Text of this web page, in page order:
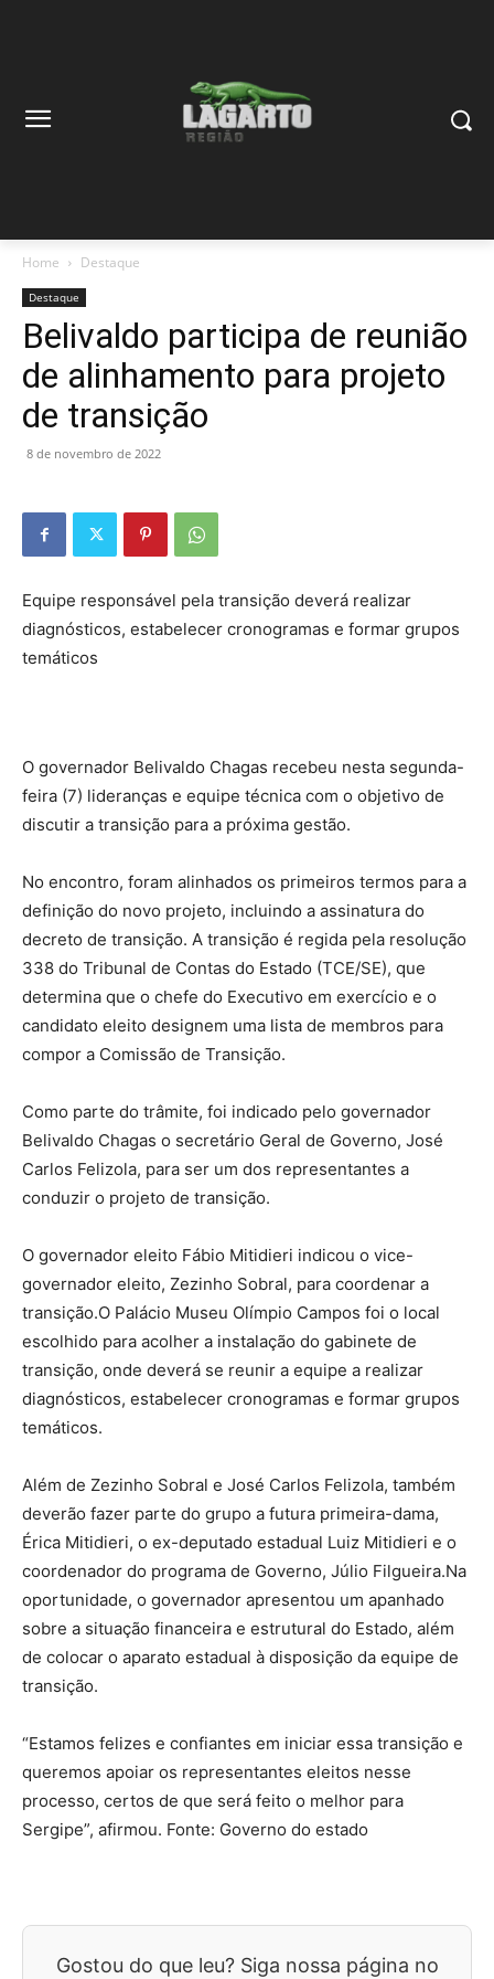
Home Destaque
Destaque
Belivaldo participa de reunião
de alinhamento para projeto
de transição
8 de novembro de 2022
Equipe responsável pela transição deverá realizar
diagnósticos, estabelecer cronogramas e formar grupos
temáticos
O governador Belivaldo Chagas recebeu nesta segunda-
feira (7) lideranças e equipe técnica com o objetivo de
discutir a transição para a próxima gestão.
No encontro, foram alinhados os primeiros termos para a
definição do novo projeto, incluindo a assinatura do
decreto de transição. A transição é regida pela resolução
338 do Tribunal de Contas do Estado (TCE/SE), que
determina que o chefe do Executivo em exercício e o
candidato eleito designem uma lista de membros para
compor a Comissão de Transição.
Como parte do trâmite, foi indicado pelo governador
Belivaldo Chagas o secretário Geral de Governo, José
Carlos Felizola, para ser um dos representantes a
conduzir o projeto de transição.
O governador eleito Fábio Mitidieri indicou o vice-
governador eleito, Zezinho Sobral, para coordenar a
transição.O Palácio Museu Olímpio Campos foi o local
escolhido para acolher a instalação do gabinete de
transição, onde deverá se reunir a equipe a realizar
diagnósticos, estabelecer cronogramas e formar grupos
temáticos.
Além de Zezinho Sobral e José Carlos Felizola, também
deverão fazer parte do grupo a futura primeira-dama,
Érica Mitidieri, o ex-deputado estadual Luiz Mitidieri e o
coordenador do programa de Governo, Júlio Filgueira.Na
oportunidade, o governador apresentou um apanhado
sobre a situação financeira e estrutural do Estado, além
de colocar o aparato estadual à disposição da equipe de
transição.
“Estamos felizes e confiantes em iniciar essa transição e
queremos apoiar os representantes eleitos nesse
processo, certos de que será feito o melhor para
Sergipe”, afirmou. Fonte: Governo do estado
Gostou do que leu? Siga nossa página no